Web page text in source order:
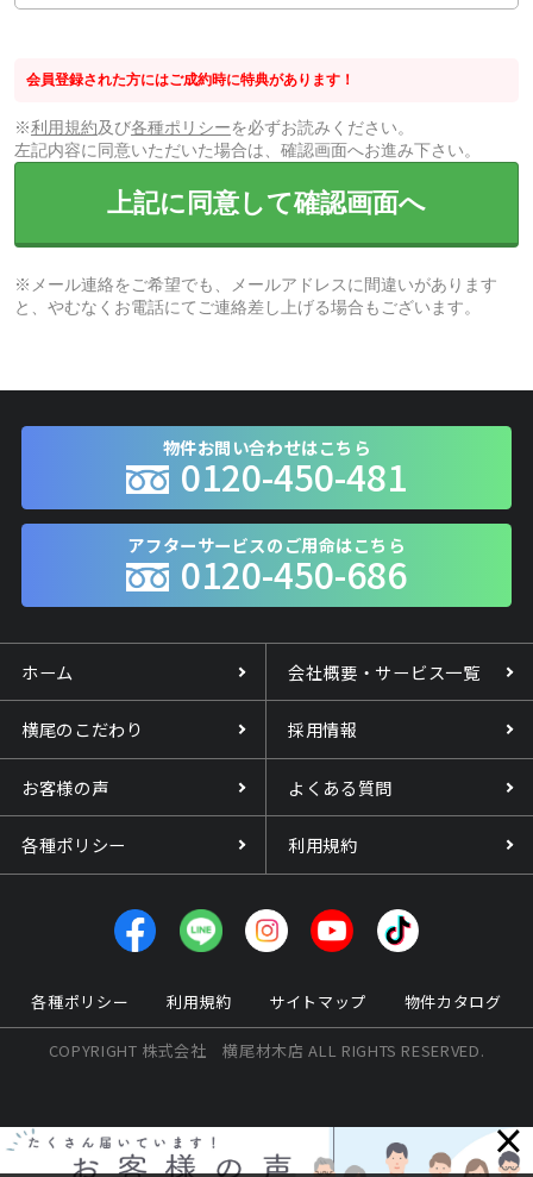
会員登録された方にはご成約時に特典があります！
※利用規約及び各種ポリシーを必ずお読みください。
左記内容に同意いただいた場合は、確認画面へお進み下さい。
上記に同意して確認画面へ
※メール連絡をご希望でも、メールアドレスに間違いがあります
と、やむなくお電話にてご連絡差し上げる場合もございます。
物件お問い合わせはこちら
0120-450-481
アフターサービスのご用命はこちら
0120-450-686
ホーム 会社概要・サービス一覧
横尾のこだわり 採用情報
お客様の声 よくある質問
各種ポリシー 利用規約
各種ポリシー 利用規約 サイトマップ 物件カタログ
COPYRIGHT 株式会社 横尾材木店 ALL RIGHTS RESERVED.
×